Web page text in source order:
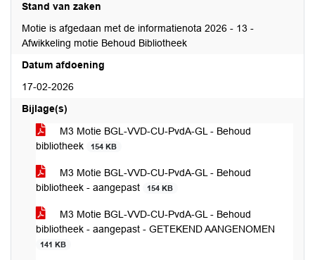
Stand van zaken
Motie is afgedaan met de informatienota 2026 - 13 -
Afwikkeling motie Behoud Bibliotheek
Datum afdoening
17-02-2026
Bijlage(s)
M3 Motie BGL-VVD-CU-PvdA-GL - Behoud
bibliotheek
154 KB
M3 Motie BGL-VVD-CU-PvdA-GL - Behoud
bibliotheek - aangepast
154 KB
M3 Motie BGL-VVD-CU-PvdA-GL - Behoud
bibliotheek - aangepast - GETEKEND AANGENOMEN
141 KB